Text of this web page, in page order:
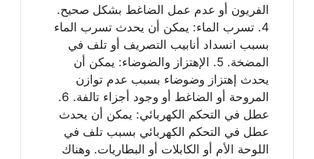
الفريون أو عدم عمل الضاغط بشكل صحيح.
4. تسرب الماء: يمكن أن يحدث تسرب الماء
بسبب انسداد أنابيب التصريف أو تلف في
المضخة. 5. الإهتزاز والضوضاء: يمكن أن
يحدث إهتزاز وضوضاء بسبب عدم توازن
المروحة أو الضاغط أو وجود أجزاء تالفة. 6.
عطل في التحكم الكهربائي: يمكن أن يحدث
عطل في التحكم الكهربائي بسبب تلف في
اللوحة الأم أو الكابلات أو البطاريات. وهناك